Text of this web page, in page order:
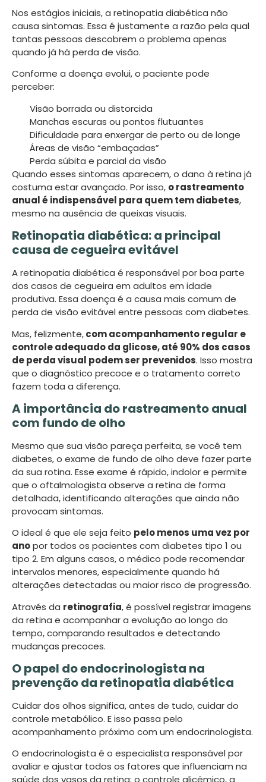
Nos estágios iniciais, a retinopatia diabética não
causa sintomas. Essa é justamente a razão pela qual
tantas pessoas descobrem o problema apenas
quando já há perda de visão.
Conforme a doença evolui, o paciente pode
perceber:
Visão borrada ou distorcida
Manchas escuras ou pontos flutuantes
Dificuldade para enxergar de perto ou de longe
Áreas de visão “embaçadas”
Perda súbita e parcial da visão
Quando esses sintomas aparecem, o dano à retina já
costuma estar avançado. Por isso, o rastreamento
anual é indispensável para quem tem diabetes,
mesmo na ausência de queixas visuais.
Retinopatia diabética: a principal
causa de cegueira evitável
A retinopatia diabética é responsável por boa parte
dos casos de cegueira em adultos em idade
produtiva. Essa doença é a causa mais comum de
perda de visão evitável entre pessoas com diabetes.
Mas, felizmente,com acompanhamento regular e
controle adequado da glicose, até 90% dos casos
de perda visual podem ser prevenidos. Isso mostra
que o diagnóstico precoce e o tratamento correto
fazem toda a diferença.
A importância do rastreamento anual
com fundo de olho
Mesmo que sua visão pareça perfeita, se você tem
diabetes, o exame de fundo de olho deve fazer parte
da sua rotina. Esse exame é rápido, indolor e permite
que o oftalmologista observe a retina de forma
detalhada, identificando alterações que ainda não
provocam sintomas.
O ideal é que ele seja feito pelo menos uma vez por
anopor todos os pacientes com diabetes tipo 1 ou
tipo 2. Em alguns casos, o médico pode recomendar
intervalos menores, especialmente quando há
alterações detectadas ou maior risco de progressão.
Através da retinografia, é possível registrar imagens
da retina e acompanhar a evolução ao longo do
tempo, comparando resultados e detectando
mudanças precoces.
O papel do endocrinologista na
prevenção da retinopatia diabética
Cuidar dos olhos significa, antes de tudo, cuidar do
controle metabólico. E isso passa pelo
acompanhamento próximo com um endocrinologista.
O endocrinologista é o especialista responsável por
avaliar e ajustar todos os fatores que influenciam na